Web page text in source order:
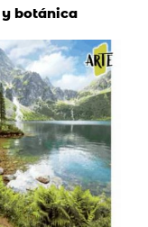
botánica